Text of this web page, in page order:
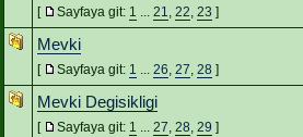
[ Sayfaya git: 1 ... 21, 22, 23 ]
Mevki
[ Sayfaya git: 1 ... 26, 27, 28 ]
Mevki Degisikligi
[ Sayfaya git: 1 ... 27, 28, 29 ]